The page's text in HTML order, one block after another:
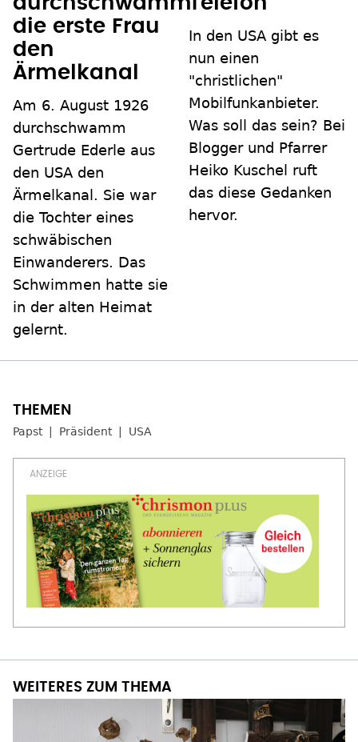
die erste Frau
den
Ärmelkanal
Am 6. August 1926
durchschwamm
Gertrude Ederle aus
den USA den
Ärmelkanal. Sie war
die Tochter eines
schwäbischen
Einwanderers. Das
Schwimmen hatte sie
in der alten Heimat
gelernt.
In den USA gibt es
nun einen
"christlichen"
Mobilfunkanbieter.
Was soll das sein? Bei
Blogger und Pfarrer
Heiko Kuschel ruft
das diese Gedanken
hervor.
Papst Präsident USA
WEITERES ZUM THEMA